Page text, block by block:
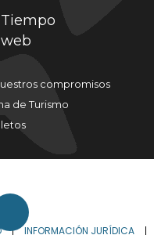
Tiempo
compromisos
de Turismo
INFORMACIÓN JURÍDICA